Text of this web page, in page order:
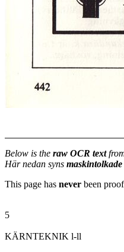
Below is the raw OCR text
Här nedan syns maskintolkade
This page has never been
5
KÄRNTEKNIK l-ll